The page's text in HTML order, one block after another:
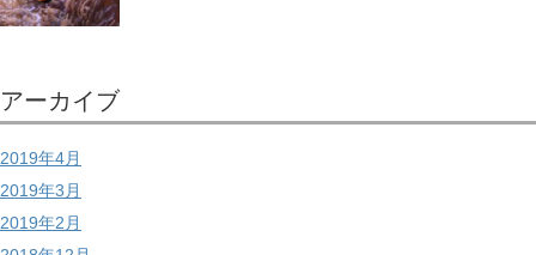
アーカイブ
2019年4月
2019年3月
2019年2月